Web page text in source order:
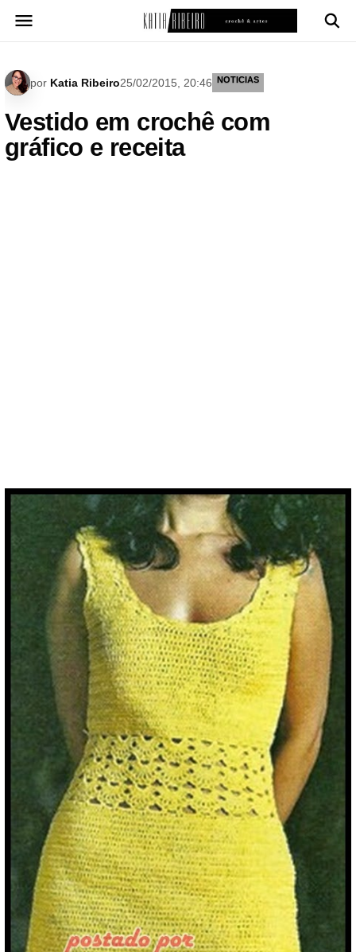
para
por Katia Ribeiro25/02/2015, 20:46 NOTICIAS
Vestido em crochê com
gráfico e receita